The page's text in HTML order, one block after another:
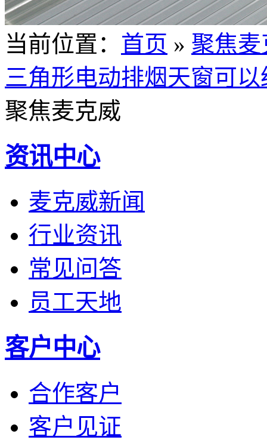
当前位置 ： 首页 » 聚焦麦
三角形电动排烟天窗可
聚焦麦克威
资讯中心
麦克威新闻
行业资讯
常见问答
员工天地
客户中心
合作客户
客户见证